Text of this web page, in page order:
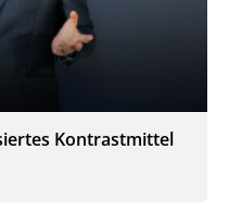
Kontrastmittel